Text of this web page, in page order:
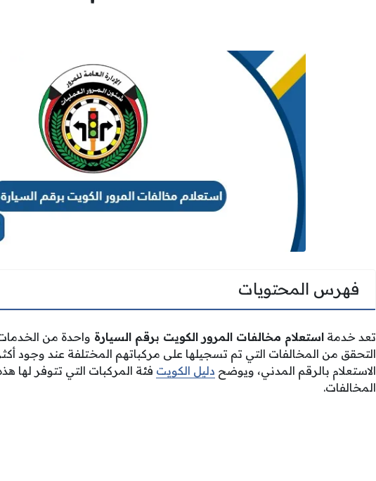
فهرس المحتويات
تعد خدمة استعلام مخالفات المرور الكويت برقم السيارة واحدة من
التحقق من المخالفات التي تم تسجيلها على مركباتهم المختلفة عند وجود
الاستعلام بالرقم المدني، ويوضح دليل الكويت فئة المركبات التي تتوفر لها
المخالفات.